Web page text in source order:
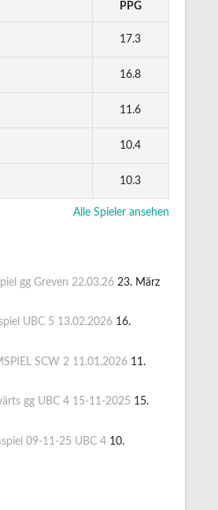
PPG
17.3
16.8
11.6
10.4
10.3
Alle Spieler ansehen
gg Greven 22.03.26 23. März
UBC 5 13.02.2026 16.
SCW 2 11.01.2026 11.
gg UBC 4 15-11-2025 15.
09-11-25 UBC 4 10.